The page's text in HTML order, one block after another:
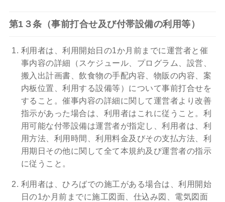
第1３条（事前打合せ及び付帯設備の利用等）
利用者は、利用開始日の1か月前までに運営者と催
事内容の詳細（スケジュール、プログラム、設営、
搬入出計画書、飲食物の手配内容、物販の内容、案
内板位置、利用する設備等）について事前打合せを
すること。催事内容の詳細に関して運営者より改善
指示があった場合は、利用者はこれに従うこと。利
用可能な付帯設備は運営者が指定し、利用者は、利
用方法、利用時間、利用料金及びその支払方法、利
用期日その他に関して全て本規約及び運営者の指示
に従うこと。
利用者は、ひろばでの施工がある場合は、利用開始
日の1か月前までに施工図面、仕込み図、電気図面